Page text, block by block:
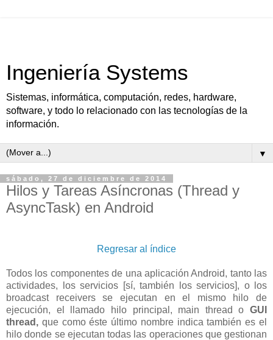
Ingeniería Systems
Sistemas, informática, computación, redes, hardware,
software, y todo lo relacionado con las tecnologías de la
información.
▼
sábado, 27 de diciembre de 2014
Hilos y Tareas Asíncronas (Thread y
AsyncTask) en Android
Regresar al índice
Todos los componentes de una aplicación Android, tanto las
actividades, los servicios [sí, también los servicios], o los
broadcast receivers se ejecutan en el mismo hilo de
ejecución, el llamado hilo principal, main thread o GUI
thread, que como éste último nombre indica también es el
hilo donde se ejecutan todas las operaciones que gestionan